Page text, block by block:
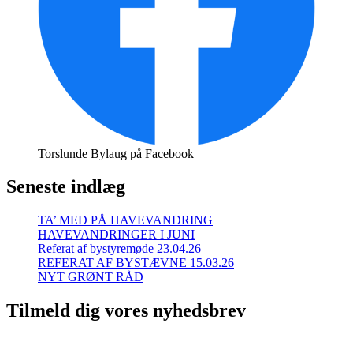
Torslunde Bylaug på Facebook
Seneste indlæg
TA’ MED PÅ HAVEVANDRING
HAVEVANDRINGER I JUNI
Referat af bystyremøde 23.04.26
REFERAT AF BYSTÆVNE 15.03.26
NYT GRØNT RÅD
Tilmeld dig vores nyhedsbrev